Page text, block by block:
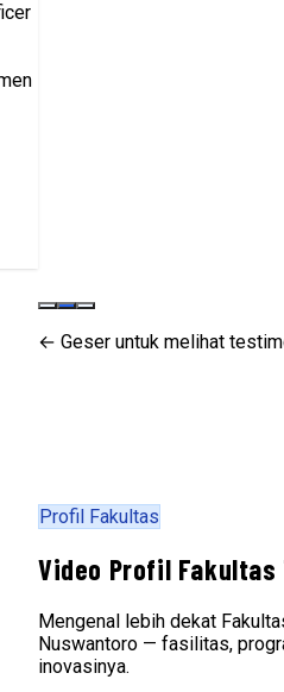
← Geser untuk melihat
Profil Fakultas
Video Profil Fakultas
Mengenal lebih dekat
Nuswantoro — fasilitas,
inovasinya.